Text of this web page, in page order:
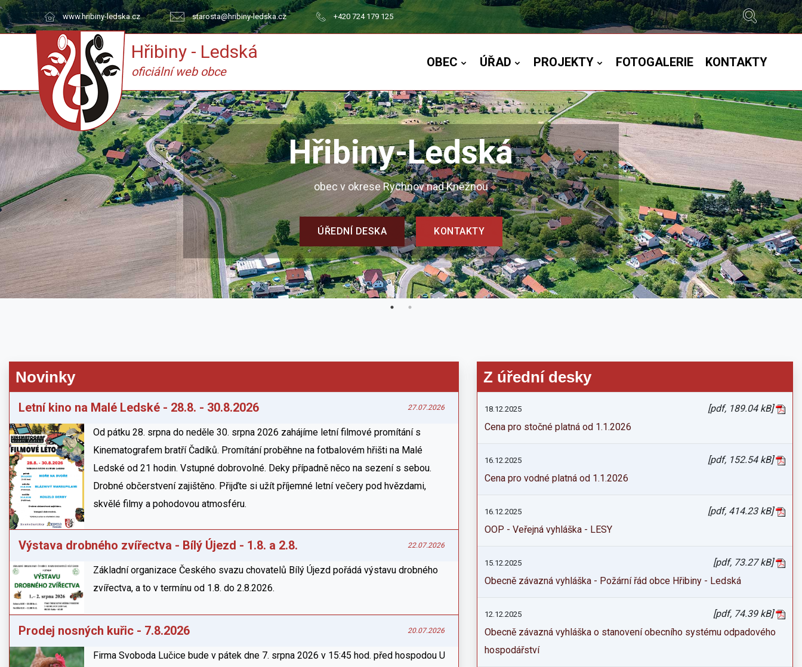
www.hribiny-ledska.cz starosta@hribiny-ledska.cz +420 724 179 125
Hřibiny - Ledská
oficiální web obce
OBEC ÚŘAD PROJEKTY FOTOGALERIE KONTAKTY
Novinky
Letní kino na Malé Ledské - 28.8. - 30.8.2026 27.07.2026
Od pátku 28. srpna do neděle 30. srpna 2026 zahájíme letní filmové promítání s
Kinematografem bratří Čadíků. Promítání proběhne na fotbalovém hřišti na Malé
Ledské od 21 hodin. Vstupné dobrovolné. Deky případně něco na sezení s sebou.
Drobné občerstvení zajištěno. Přijďte si užít příjemné letní večery pod hvězdami,
skvělé filmy a pohodovou atmosféru.
Výstava drobného zvířectva - Bílý Újezd - 1.8. a 2.8. 22.07.2026
Základní organizace Českého svazu chovatelů Bílý Újezd pořádá výstavu drobného
zvířectva, a to v termínu od 1.8. do 2.8.2026.
Prodej nosných kuřic - 7.8.2026 20.07.2026
Firma Svoboda Lučice bude v pátek dne 7. srpna 2026 v 15:45 hod. před hospodou U
Z úřední desky
18.12.2025
[pdf, 189.04 kB]
Cena pro stočné platná od 1.1.2026
16.12.2025
[pdf, 152.54 kB]
Cena pro vodné platná od 1.1.2026
16.12.2025
[pdf, 414.23 kB]
OOP - Veřejná vyhláška - LESY
15.12.2025
[pdf, 73.27 kB]
Obecně závazná vyhláška - Požární řád obce Hřibiny - Ledská
12.12.2025
[pdf, 74.39 kB]
Obecně závazná vyhláška o stanovení obecního systému odpadového
hospodářství